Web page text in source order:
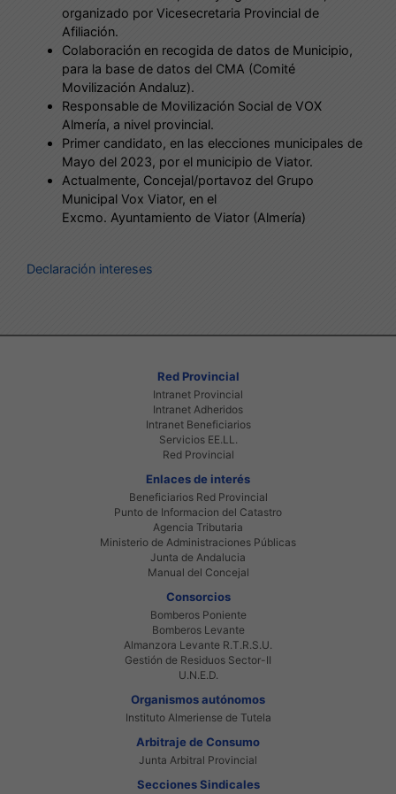
organizado por Vicesecretaria Provincial de
Afiliación.
Colaboración en recogida de datos de Municipio,
para la base de datos del CMA (Comité
Movilización Andaluz).
Responsable de Movilización Social de VOX
Almería, a nivel provincial.
Primer candidato, en las elecciones municipales de
Mayo del 2023, por el municipio de Viator.
Actualmente, Concejal/portavoz del Grupo
Municipal Vox Viator, en el
Excmo. Ayuntamiento de Viator (Almería)
Declaración intereses
Red Provincial
Intranet Provincial
Intranet Adheridos
Intranet Beneficiarios
Servicios EE.LL.
Red Provincial
Enlaces de interés
Beneficiarios Red Provincial
Punto de Informacion del Catastro
Agencia Tributaria
Ministerio de Administraciones Públicas
Junta de Andalucia
Manual del Concejal
Consorcios
Bomberos Poniente
Bomberos Levante
Almanzora Levante R.T.R.S.U.
Gestión de Residuos Sector-II
U.N.E.D.
Organismos autónomos
Instituto Almeriense de Tutela
Arbitraje de Consumo
Junta Arbitral Provincial
Secciones Sindicales